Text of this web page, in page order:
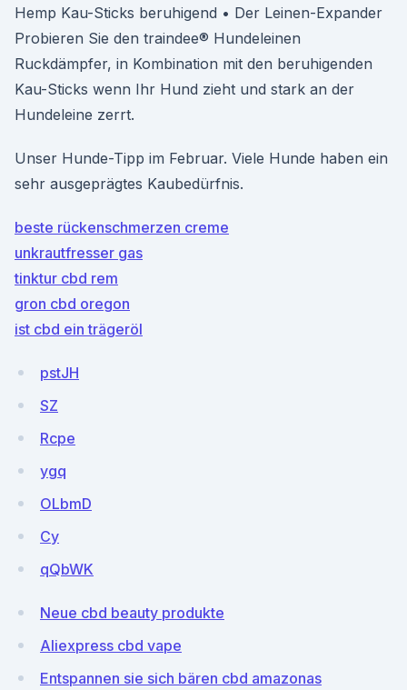
Hemp Kau-Sticks beruhigend • Der Leinen-Expander
Probieren Sie den traindee® Hundeleinen
Ruckdämpfer, in Kombination mit den beruhigenden
Kau-Sticks wenn Ihr Hund zieht und stark an der
Hundeleine zerrt.
Unser Hunde-Tipp im Februar. Viele Hunde haben ein
sehr ausgeprägtes Kaubedürfnis.
beste rückenschmerzen creme
unkrautfresser gas
tinktur cbd rem
gron cbd oregon
ist cbd ein trägeröl
pstJH
SZ
Rcpe
ygq
OLbmD
Cy
qQbWK
Neue cbd beauty produkte
Aliexpress cbd vape
Entspannen sie sich bären cbd amazonas